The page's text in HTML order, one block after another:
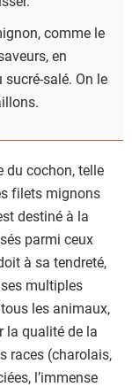
comme le
en
salé. On le
du cochon, telle
filets mignons
destiné à la
parmi ceux
à sa tendreté,
multiples
les animaux,
la qualité de la
races (charolais,
l’immense